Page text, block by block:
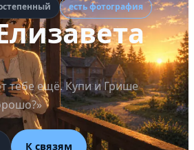
есть фотография
тебе ещё. Купи и Грише
К связям